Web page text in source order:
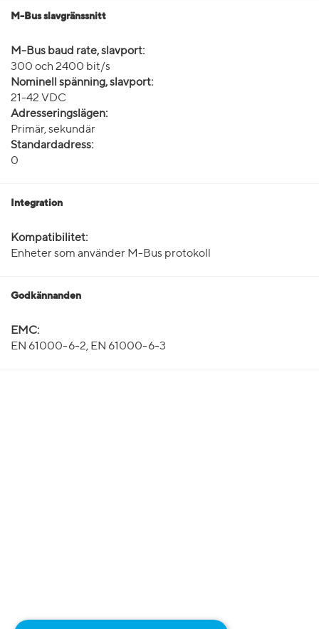
M-Bus slavgränssnitt
M-Bus baud rate, slavport:
300 och 2400 bit/s
Nominell spänning, slavport:
21-42 VDC
Adresseringslägen:
Primär, sekundär
Standardadress:
0
Integration
Kompatibilitet:
Enheter som använder M-Bus protokoll
Godkännanden
EMC:
EN 61000-6-2, EN 61000-6-3